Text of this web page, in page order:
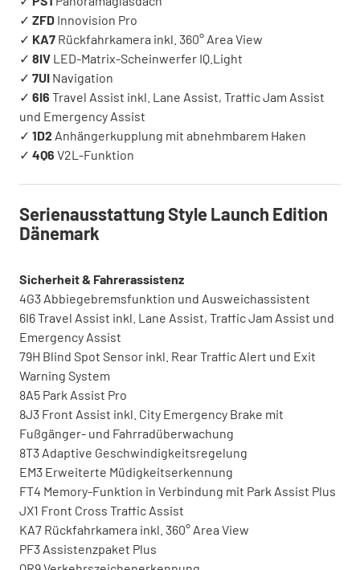
✓ ZFD Innovision Pro
✓ KA7 Rückfahrkamera inkl. 360° Area View
✓ 8IV LED-Matrix-Scheinwerfer IQ.Light
✓ 7UI Navigation
✓ 6I6 Travel Assist inkl. Lane Assist, Traffic Jam Assist
und Emergency Assist
✓ 1D2 Anhängerkupplung mit abnehmbarem Haken
✓ 4Q6 V2L-Funktion
Serienausstattung Style Launch Edition
Dänemark
Sicherheit & Fahrerassistenz
4G3 Abbiegebremsfunktion und Ausweichassistent
6I6 Travel Assist inkl. Lane Assist, Traffic Jam Assist und
Emergency Assist
79H Blind Spot Sensor inkl. Rear Traffic Alert und Exit
Warning System
8A5 Park Assist Pro
8J3 Front Assist inkl. City Emergency Brake mit
Fußgänger- und Fahrradüberwachung
8T3 Adaptive Geschwindigkeitsregelung
EM3 Erweiterte Müdigkeitserkennung
FT4 Memory-Funktion in Verbindung mit Park Assist Plus
JX1 Front Cross Traffic Assist
KA7 Rückfahrkamera inkl. 360° Area View
PF3 Assistenzpaket Plus